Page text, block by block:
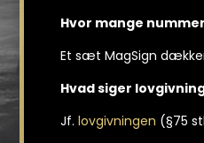
Hvor mange
Et sæt MagSign
Hvad siger
Jf. lovgivningen (§75